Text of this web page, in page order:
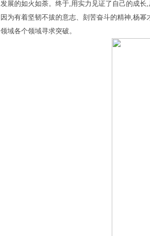
发展的如火如荼。终于,用实力见证了自己的成
因为有着坚韧不拔的意志、刻苦奋斗的精神,杨
领域各个领域寻求突破。